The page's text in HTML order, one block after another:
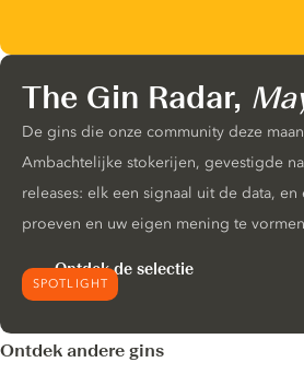
SPOTLIGHT
The Gin Radar,
De gins die onze community deze
Ambachtelijke stokerijen, gevestigde
releases: elk een signaal uit de data,
proeven en uw eigen mening te
Ontdek de selectie
Ontdek andere gins